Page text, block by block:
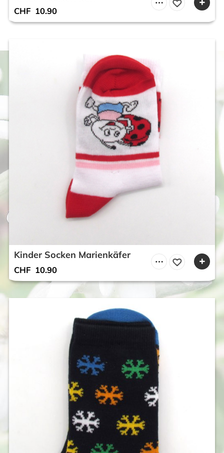
CHF 10.90
Kinder Socken Marienkäfer
CHF 10.90